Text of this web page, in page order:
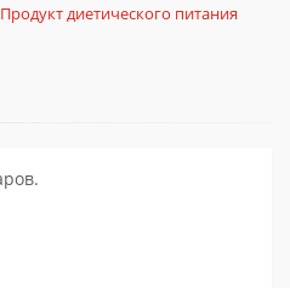
Продукт диетического питания